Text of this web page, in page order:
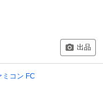
出品
ミコン FC